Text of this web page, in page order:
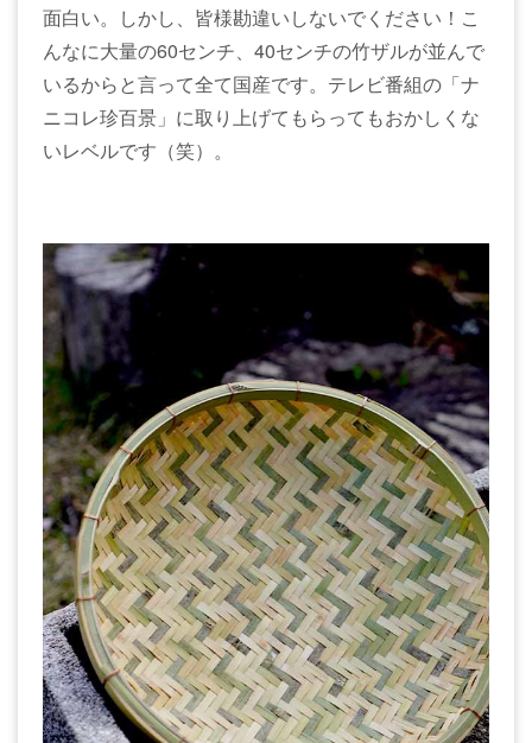
面白い。しかし、皆様勘違いしないでください！こ
んなに大量の60センチ、40センチの竹ザルが並んで
いるからと言って全て国産です。テレビ番組の「ナ
ニコレ珍百景」に取り上げてもらってもおかしくな
いレベルです（笑）。